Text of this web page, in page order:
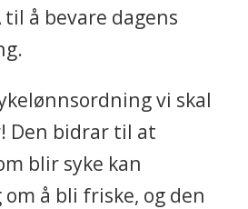
å bevare dagens
vi skal
Den bidrar til at
blir syke kan
å bli friske, og den